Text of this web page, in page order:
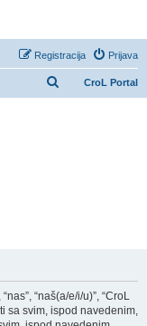
Prijava
Registracija
CroL Portal
“naš(a/e/i/u)”, “CroL
sa svim, ispod navedenim,